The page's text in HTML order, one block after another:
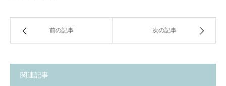
前の記事 次の記事
関連記事